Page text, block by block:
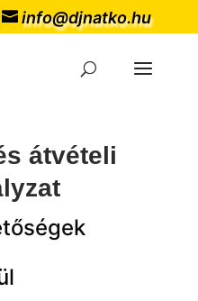
info@djnatko.hu
átvételi